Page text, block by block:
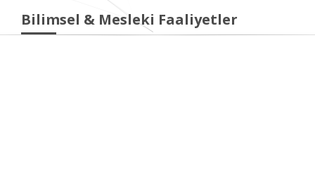
Bilimsel & Mesleki Faaliyetler